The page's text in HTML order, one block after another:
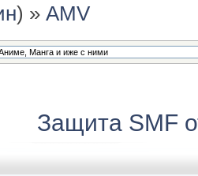
) »AMV
Защита SMF